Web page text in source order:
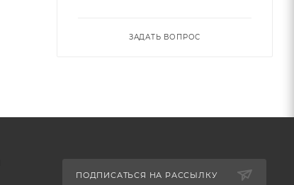
ЗАДАТЬ ВОПРОС
ПОДПИСАТЬСЯ НА РАССЫЛКУ